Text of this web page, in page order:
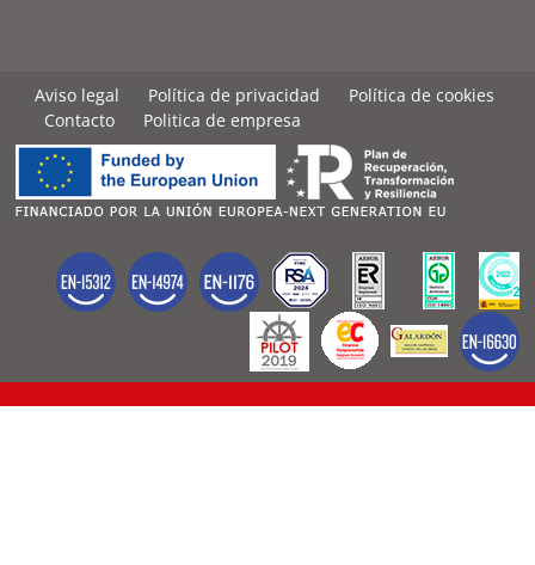
Aviso legal Política de privacidad
Política de cookies
Contacto
Politica de empresa